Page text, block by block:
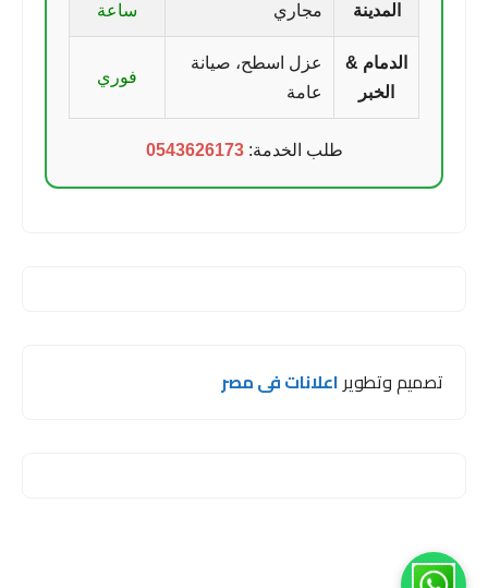
المدينة
مجاري
ساعة
الدمام &
الخبر
عزل اسطح، صيانة
عامة
فوري
طلب الخدمة:0543626173
تصميم وتطويراعلانات فى مصر